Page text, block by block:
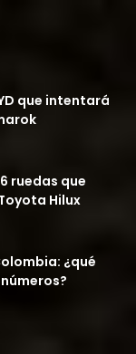
que intentará
ruedas que
Hilux
¿qué